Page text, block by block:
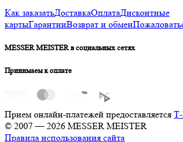
Как заказатьДоставкаОплатаДисконтные
картыГарантииВозврат и обмен
MESSER MEISTER в социальных сетях
Принимаем к оплате
Прием онлайн-платежей предоставляется
© 2007 — 2026 MESSER MEISTER
Правила использования сайта